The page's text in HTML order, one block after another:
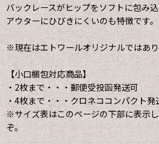
バックレースがヒップをソフトに包み
アウターにひびきにくいのも特徴です。
※現在はエトワールオリジナルではあ
【小口梱包対応商品】
・2枚まで・・・郵便受投函発送可
・4枚まで・・・クロネココンパクト発
※サイズ表はこのページの下部に表示
ぞ。